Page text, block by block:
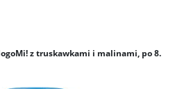
z truskawkami i malinami, po 8.